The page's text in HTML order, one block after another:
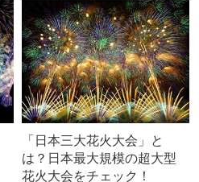
「日本三大花火大会」と
は？日本最大規模の超大型
花火大会をチェック！